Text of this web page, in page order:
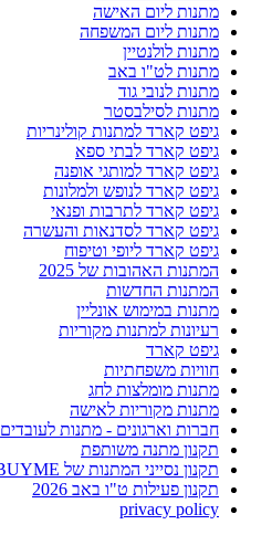
מתנות ליום האישה
מתנות ליום המשפחה
מתנות לולנטיין
מתנות לט"ו באב
מתנות לנובי גוד
מתנות לסילבסטר
גיפט קארד למתנות קולינריות
גיפט קארד לבתי ספא
גיפט קארד למותגי אופנה
גיפט קארד לנופש ולמלונות
גיפט קארד לתרבות ופנאי
גיפט קארד לסדנאות והעשרה
גיפט קארד ליופי וטיפוח
המתנות האהובות של 2025
המתנות החדשות
מתנות במימוש אונליין
רעיונות למתנות מקוריות
גיפט קארד
חוויות משפחתיות
מתנות מומלצות לחג
מתנות מקוריות לאישה
חברות וארגונים - מתנות לעובדים
תקנון מתנה משותפת
תקנון נסייני המתנות של BUYME
תקנון פעילות ט"ו באב 2026
privacy policy